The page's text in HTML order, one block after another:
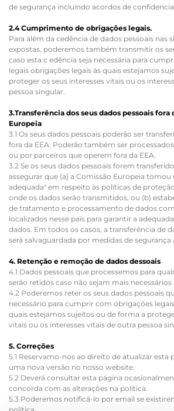
de segurança incluindo acordos de
2.4 Cumprimento de obrigações legais.
Para além da cedência de dados pessoais nas
expostas, poderemos também transmitir os
caso esta c edência seja necessária para
legais obrigações legais às quais estejamos
proteger os seus interesses vitais ou os
pessoa singular.
3.Transferência dos seus dados pessoais
Europeia
3.1 Os seus dados pessoais poderão ser
fora da EEA. Poderão também ser
ou por parceiros que operem fora da EEA.
3.2 Se os seus dados pessoais forem
assegurar que (a) a Comissão Europeia tomou
adequada" em respeito às políticas de
onde os dados serão transmitidos, ou (b)
de tratamento e processamento de dados
localizados nesse país para garantir a
dados. Em todos os casos, a transferência de
será salvaguardada por medidas de segurança
4. Retenção e remoção de dados dessoais
4.1 Dados pessoais que processemos para
serão retidos caso não sejam mais necessários
4.2 Poderemos reter os seus dados pessoais
necessário para cumprir com obrigações
quais estejamos sujeitos ou de forma a
vitais ou os interesses vitais de outra pessoa
5. Correções
5.1 Reservamo-nos ao direito de atualizar esta
uma nova versão no nosso website.
5.2 Deverá consultar esta página
concorda com as alterações na política.
5.3 Poderemos notificá-lo por email se